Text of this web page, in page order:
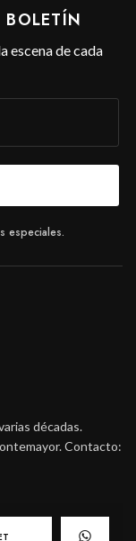
BOLETÍN
escena de cada
especiales.
décadas.
Contacto: